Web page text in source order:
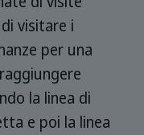
visitare i
per una
la linea di
e poi la linea